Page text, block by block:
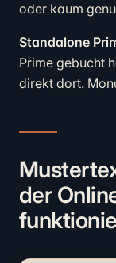
oder kaum
Standalone
Prime gebucht
direkt dort.
der